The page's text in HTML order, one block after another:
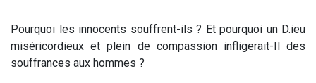
Pourquoi les innocents souffrent-ils ? Et pourquoi un D.ieu
miséricordieux et plein de compassion infligerait-Il des
souffrances aux hommes ?